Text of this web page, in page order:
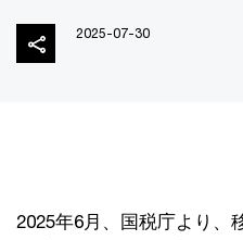
2025-07-30
2025年6月、国税庁より、